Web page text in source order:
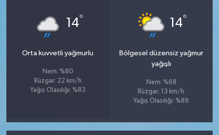
14°
Orta kuvvetli yağmurlu
Nem: %80
Rüzgar: 22 km/h
Yağış Olasılığı: %83
14°
Bölgesel düzensiz yağmur
yağışlı
Nem: %68
Rüzgar: 13 km/h
Yağış Olasılığı: %89